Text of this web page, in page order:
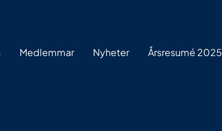
Medlemmar Nyheter Årsresumé 2025